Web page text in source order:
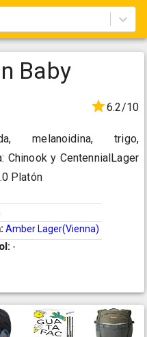
Baby
6.2/10
melanoidina, trigo,
Chinook y CentennialLager
Platón
Amber Lager(Vienna)
-